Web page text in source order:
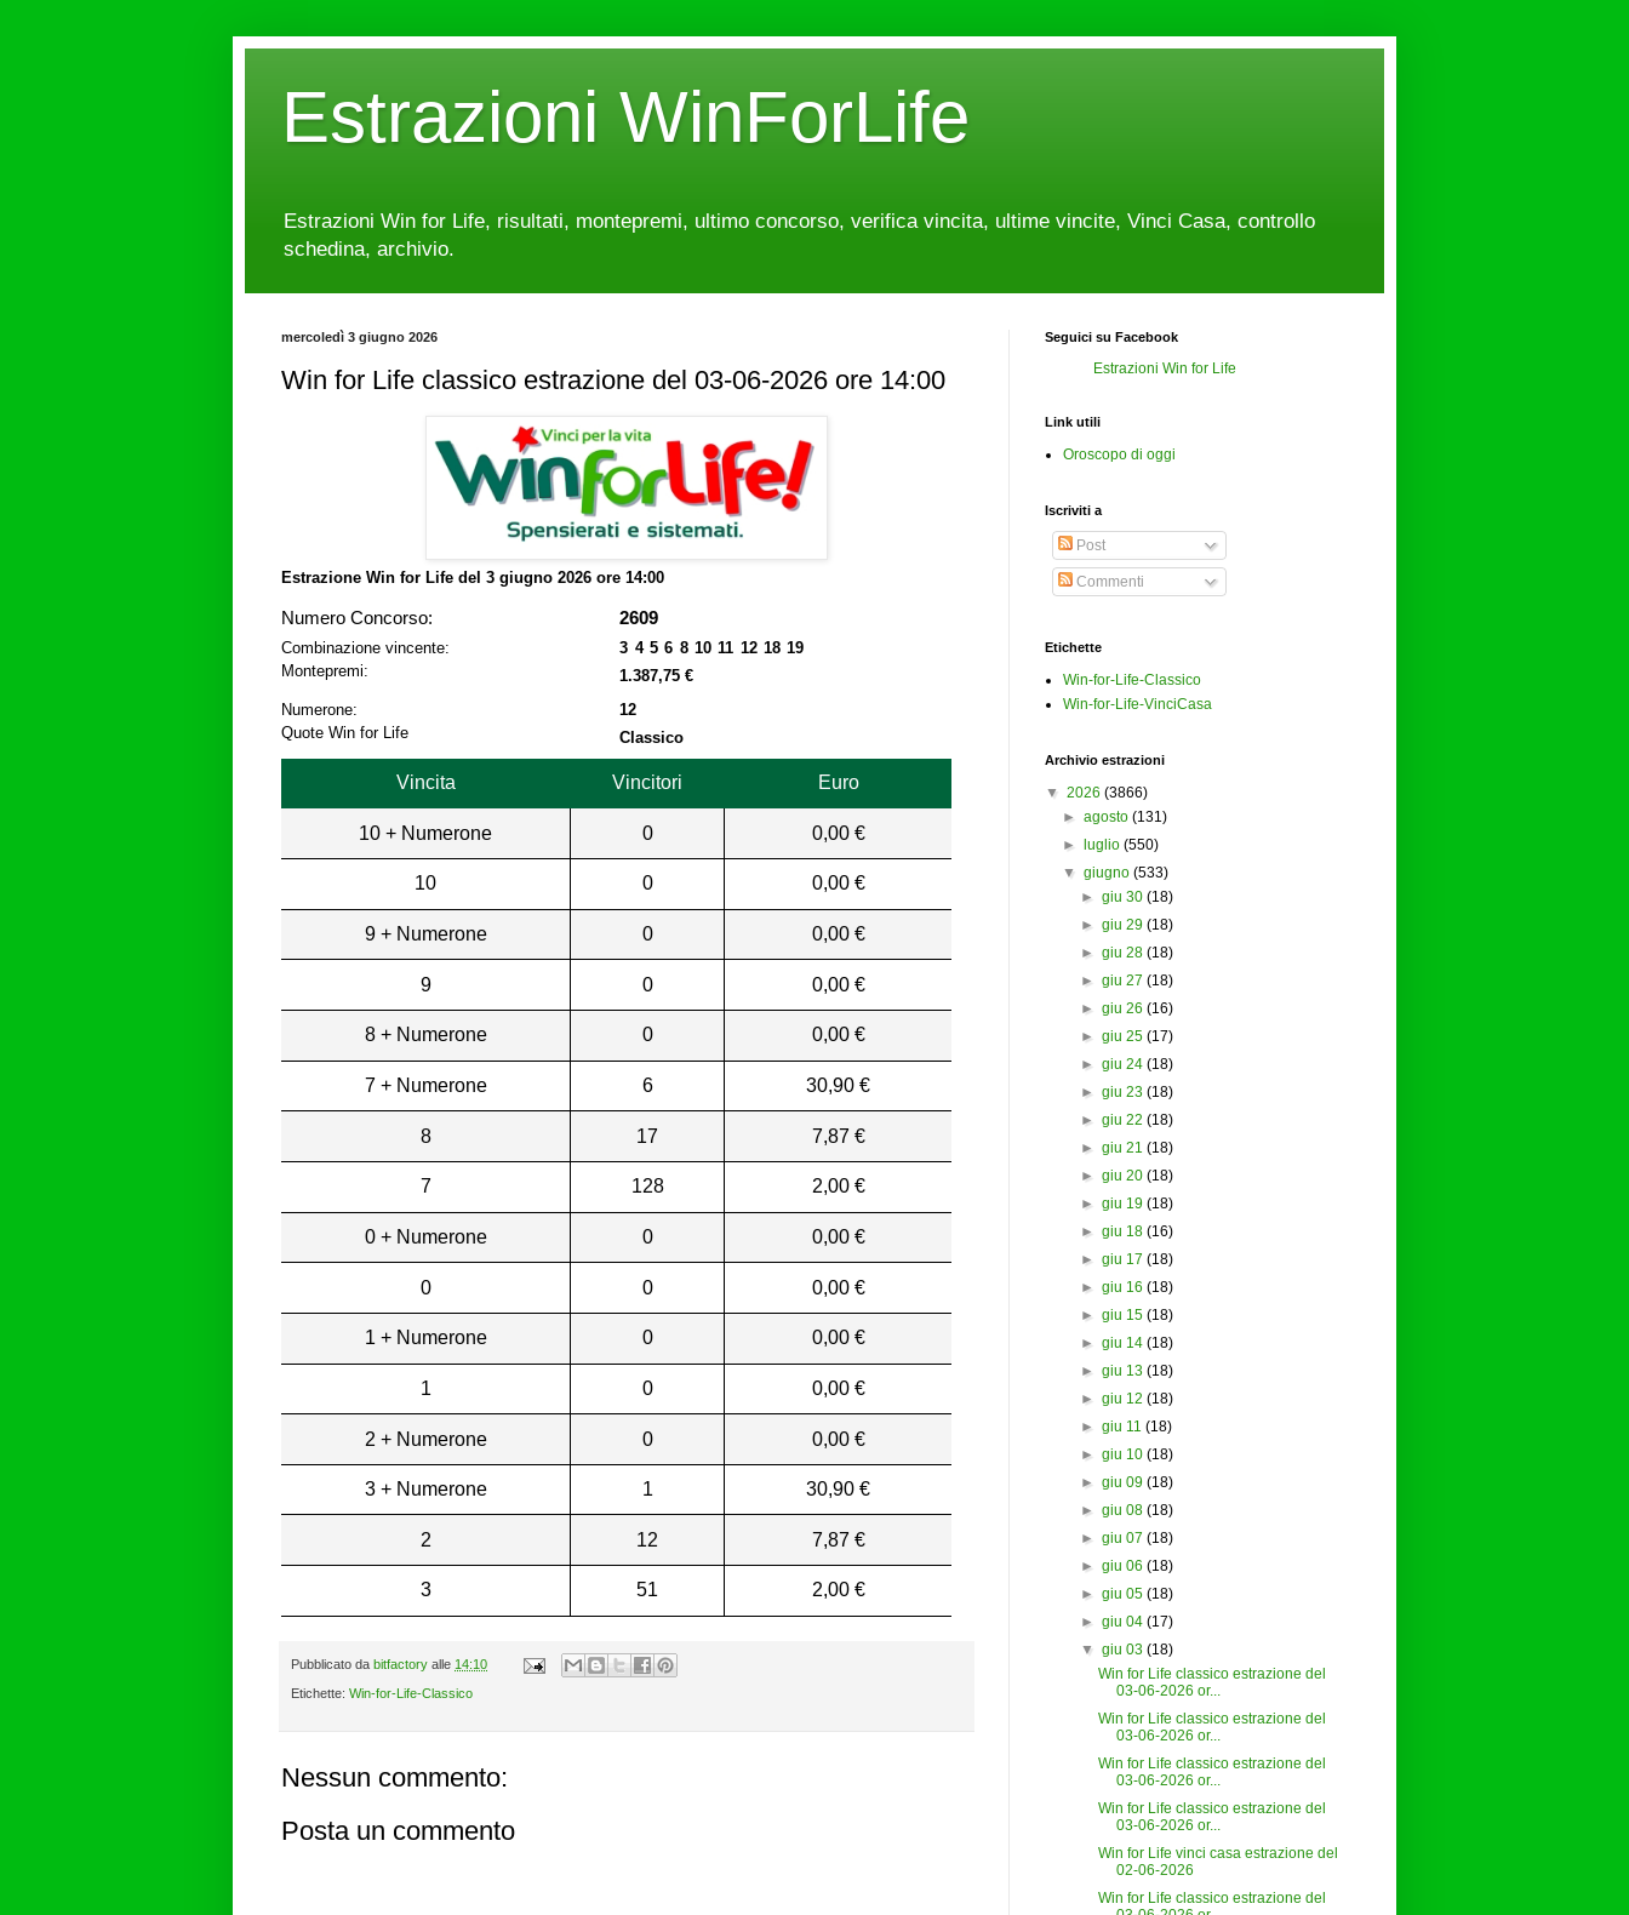
Estrazioni WinForLife
Estrazioni Win for Life, risultati, montepremi, ultimo concorso, verifica vincita, ultime vincite, Vinci Casa, controllo
schedina, archivio.
mercoledì 3 giugno 2026
Win for Life classico estrazione del 03-06-2026 ore 14:00
Estrazione Win for Life del 3 giugno 2026 ore 14:00
Numero Concorso: 2609
Combinazione vincente:
3 4 5 6 8 10 11 12 18 19
Montepremi:
1.387,75 €
Numerone:
12
Quote Win for Life
Classico
Vincita Vincitori Euro
10 + Numerone 0 0,00 €
10 0 0,00 €
9 + Numerone 0 0,00 €
9 0 0,00 €
8 + Numerone 0 0,00 €
7 + Numerone 6 30,90 €
8 17 7,87 €
7 128 2,00 €
0 + Numerone 0 0,00 €
0 0 0,00 €
1 + Numerone 0 0,00 €
1 0 0,00 €
2 + Numerone 0 0,00 €
3 + Numerone 1 30,90 €
2 12 7,87 €
3 51 2,00 €
Pubblicato da bitfactory alle 14:10
Etichette: Win-for-Life-Classico
Nessun commento:
Posta un commento
Seguici su Facebook
Estrazioni Win for Life
Link utili
Oroscopo di oggi
Iscriviti a
Post
Commenti
Etichette
Win-for-Life-Classico
Win-for-Life-VinciCasa
Archivio estrazioni
▼ 2026 (3866)
►agosto (131)
►
luglio (550)
▼ giugno (533)
► giu 30 (18)
► giu 29 (18)
► giu 28 (18)
► giu 27 (18)
► giu 26 (16)
► giu 25 (17)
► giu 24 (18)
► giu 23 (18)
► giu 22 (18)
► giu 21 (18)
► giu 20 (18)
► giu 19 (18)
► giu 18 (16)
► giu 17 (18)
► giu 16 (18)
► giu 15 (18)
► giu 14 (18)
► giu 13 (18)
► giu 12 (18)
► giu 11 (18)
► giu 10 (18)
► giu 09 (18)
► giu 08 (18)
► giu 07 (18)
► giu 06 (18)
► giu 05 (18)
► giu 04 (17)
▼ giu 03 (18)
Win for Life classico estrazione del
03-06-2026 or...
Win for Life classico estrazione del
03-06-2026 or...
Win for Life classico estrazione del
03-06-2026 or...
Win for Life classico estrazione del
03-06-2026 or...
Win for Life vinci casa estrazione del
02-06-2026
Win for Life classico estrazione del